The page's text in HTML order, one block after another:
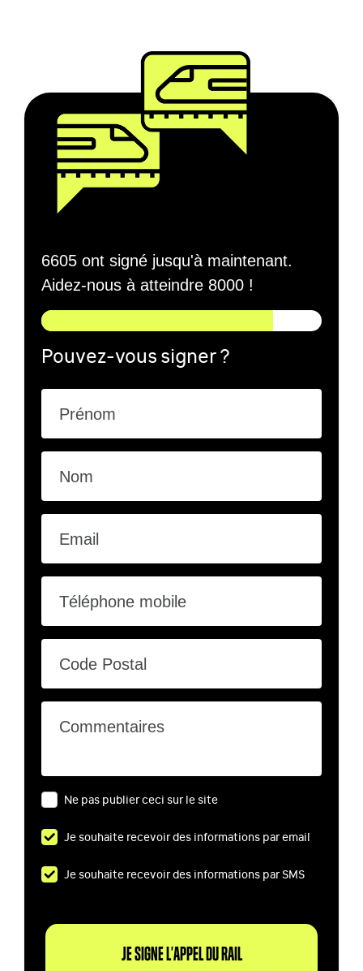
6605 ont signé jusqu'à maintenant.
Aidez-nous à atteindre 8000 !
Pouvez-vous signer ?
Prénom
Nom
Email
Téléphone mobile
Code Postal
Commentaires
Ne pas publier ceci sur le site
Je souhaite recevoir des informations par email
Je souhaite recevoir des informations par SMS